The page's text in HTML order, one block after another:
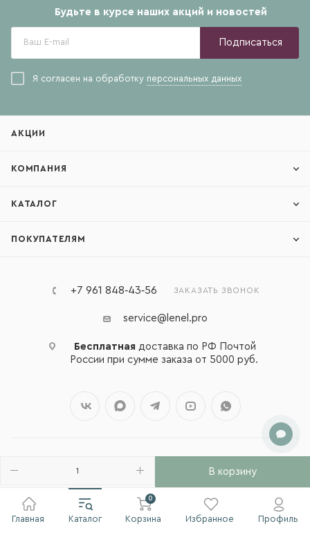
В корзину
Будьте в курсе наших акций и новостей
Подписаться
Я согласен на обработку персональных данных
АКЦИИ
КОМПАНИЯ
КАТАЛОГ
ПОКУПАТЕЛЯМ
+7 961 848‑43‑56 ЗАКАЗАТЬ ЗВОНОК
service@lenel.pro
Бесплатная доставка по РФ Почтой
России при сумме заказа от 5000 руб.
2026 © Lenel - интернет-магазин натуральной косметики
Главная Каталог
0
Корзина Избранное Профиль